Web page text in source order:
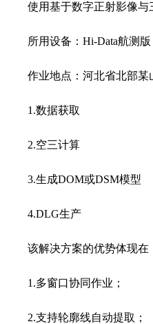
使用基于数字正射影像与三
所用设备：Hi-Data航测版
作业地点：河北省北部某
1.数据获取
2.空三计算
3.生成DOM或DSM模型
4.DLG生产
该解决方案的优势体现在
1.多窗口协同作业；
2.支持轮廓线自动提取；